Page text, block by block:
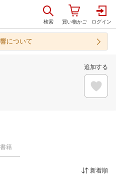
について
追加する
籍
新着順